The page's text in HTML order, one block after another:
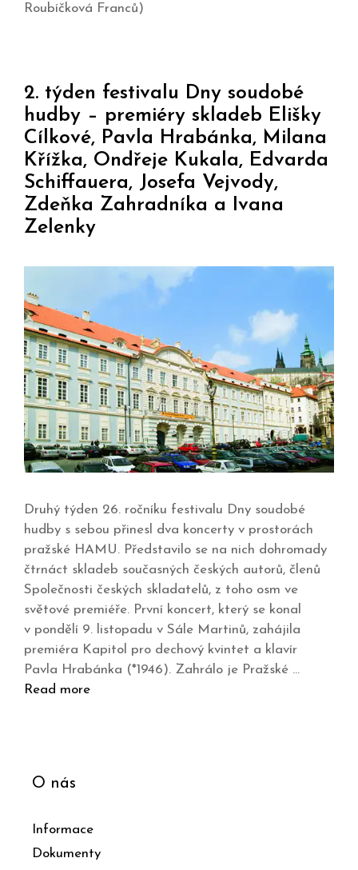
Roubíčková Franců)
2. týden festivalu Dny soudobé
hudby – premiéry skladeb Elišky
Cílkové, Pavla Hrabánka, Milana
Křížka, Ondřeje Kukala, Edvarda
Schiffauera, Josefa Vejvody,
Zdeňka Zahradníka a Ivana
Zelenky
Druhý týden 26. ročníku festivalu Dny soudobé
hudby s sebou přinesl dva koncerty v prostorách
pražské HAMU. Představilo se na nich dohromady
čtrnáct skladeb současných českých autorů, členů
Společnosti českých skladatelů, z toho osm ve
světové premiéře. První koncert, který se konal
v pondělí 9. listopadu v Sále Martinů, zahájila
premiéra Kapitol pro dechový kvintet a klavír
Pavla Hrabánka (*1946). Zahrálo je Pražské …
Read more
O nás
Informace
Dokumenty